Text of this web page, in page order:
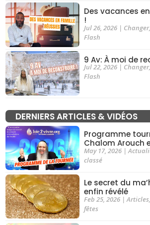
Des vacances
!
Jul 26, 2026| Changer,
Flash
9 Av: À moi de
Jul 22, 2026| Changer,
Flash
DERNIERS ARTICLES & VIDÉOS
Programme
Chalom Arouch
May 17, 2026|
classé
Le secret du
enfin révélé
Feb 25, 2026|Articles,
fêtes